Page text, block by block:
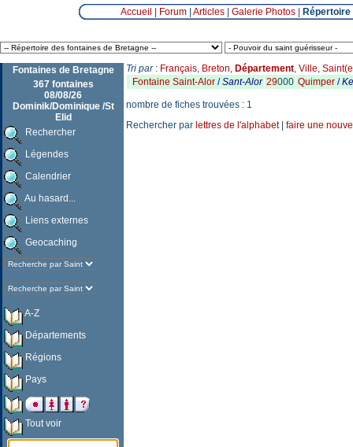
Accueil Forum| Articles| Galerie Photos|
Fontaines de Bretagne
367 fontaines
08/08/26
Dominik/Dominique /St
Elid
Rechercher
Légendes
Calendrier
Au hasard...
Liens externes
Geocaching
A-Z
Départements
Régions
Pays
Tout voir
Tri par: Français, Breton, Département, Ville,
Fontaine Saint-Alor /Sant-Alor 29000 Quimper /
nombre de fiches trouvées : 1
Rechercher par lettres de l'alphabet| faire une